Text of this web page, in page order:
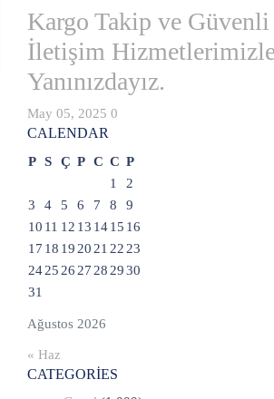
Kargo Takip ve Güvenli
İletişim
Yanınızdayız.
May 05, 2025 0
CALENDAR
Ağustos 2026
P S Ç P C C P
1
2
3
4 5 6 7 8
9
10 11 12 13 1415 16
17 18 19 20 21 22 23
2425 26 27 28 2930
31
« Haz
CATEGORIES